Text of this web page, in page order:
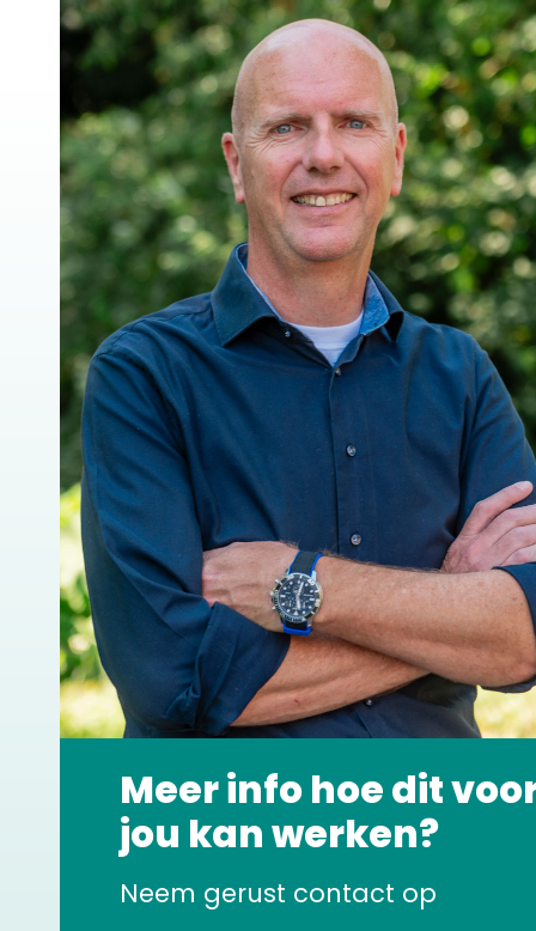
Meer info hoe dit
jou kan werken?
Neem gerust contact op